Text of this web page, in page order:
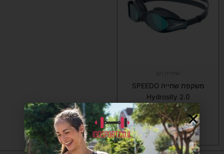
משקפת שחייה SPEEDO
Hydrosity 2.0
₪139
בחר/י אפשרויות
סוגים.
לבחור